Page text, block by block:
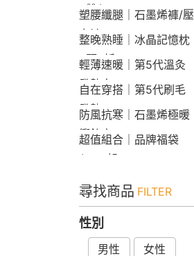
3雙$660
塑腰纖腿｜石墨烯褲/壓
力褲
整晚熟睡｜冰晶記憶枕
2顆9折
輕薄速暖｜第5代溫灸
發熱衣
自在穿搭｜第5代刷毛
發熱Bra T
防風抗寒｜石墨烯極暖
衝鋒衣
超值組合｜品牌福袋
$599起
尋找商品 FILTER
性別
男性 女性